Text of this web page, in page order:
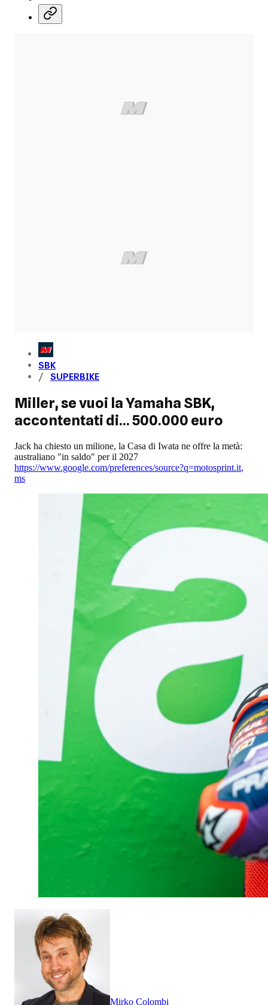
SBK
SUPERBIKE
Miller, se vuoi la Yamaha SBK,
accontentati di... 500.000 euro
Jack ha chiesto un milione, la Casa di Iwata ne offre la metà:
australiano "in saldo" per il 2027
https://www.google.com/preferences/source?q=motosprint.it,
ms
Mirko Colombi